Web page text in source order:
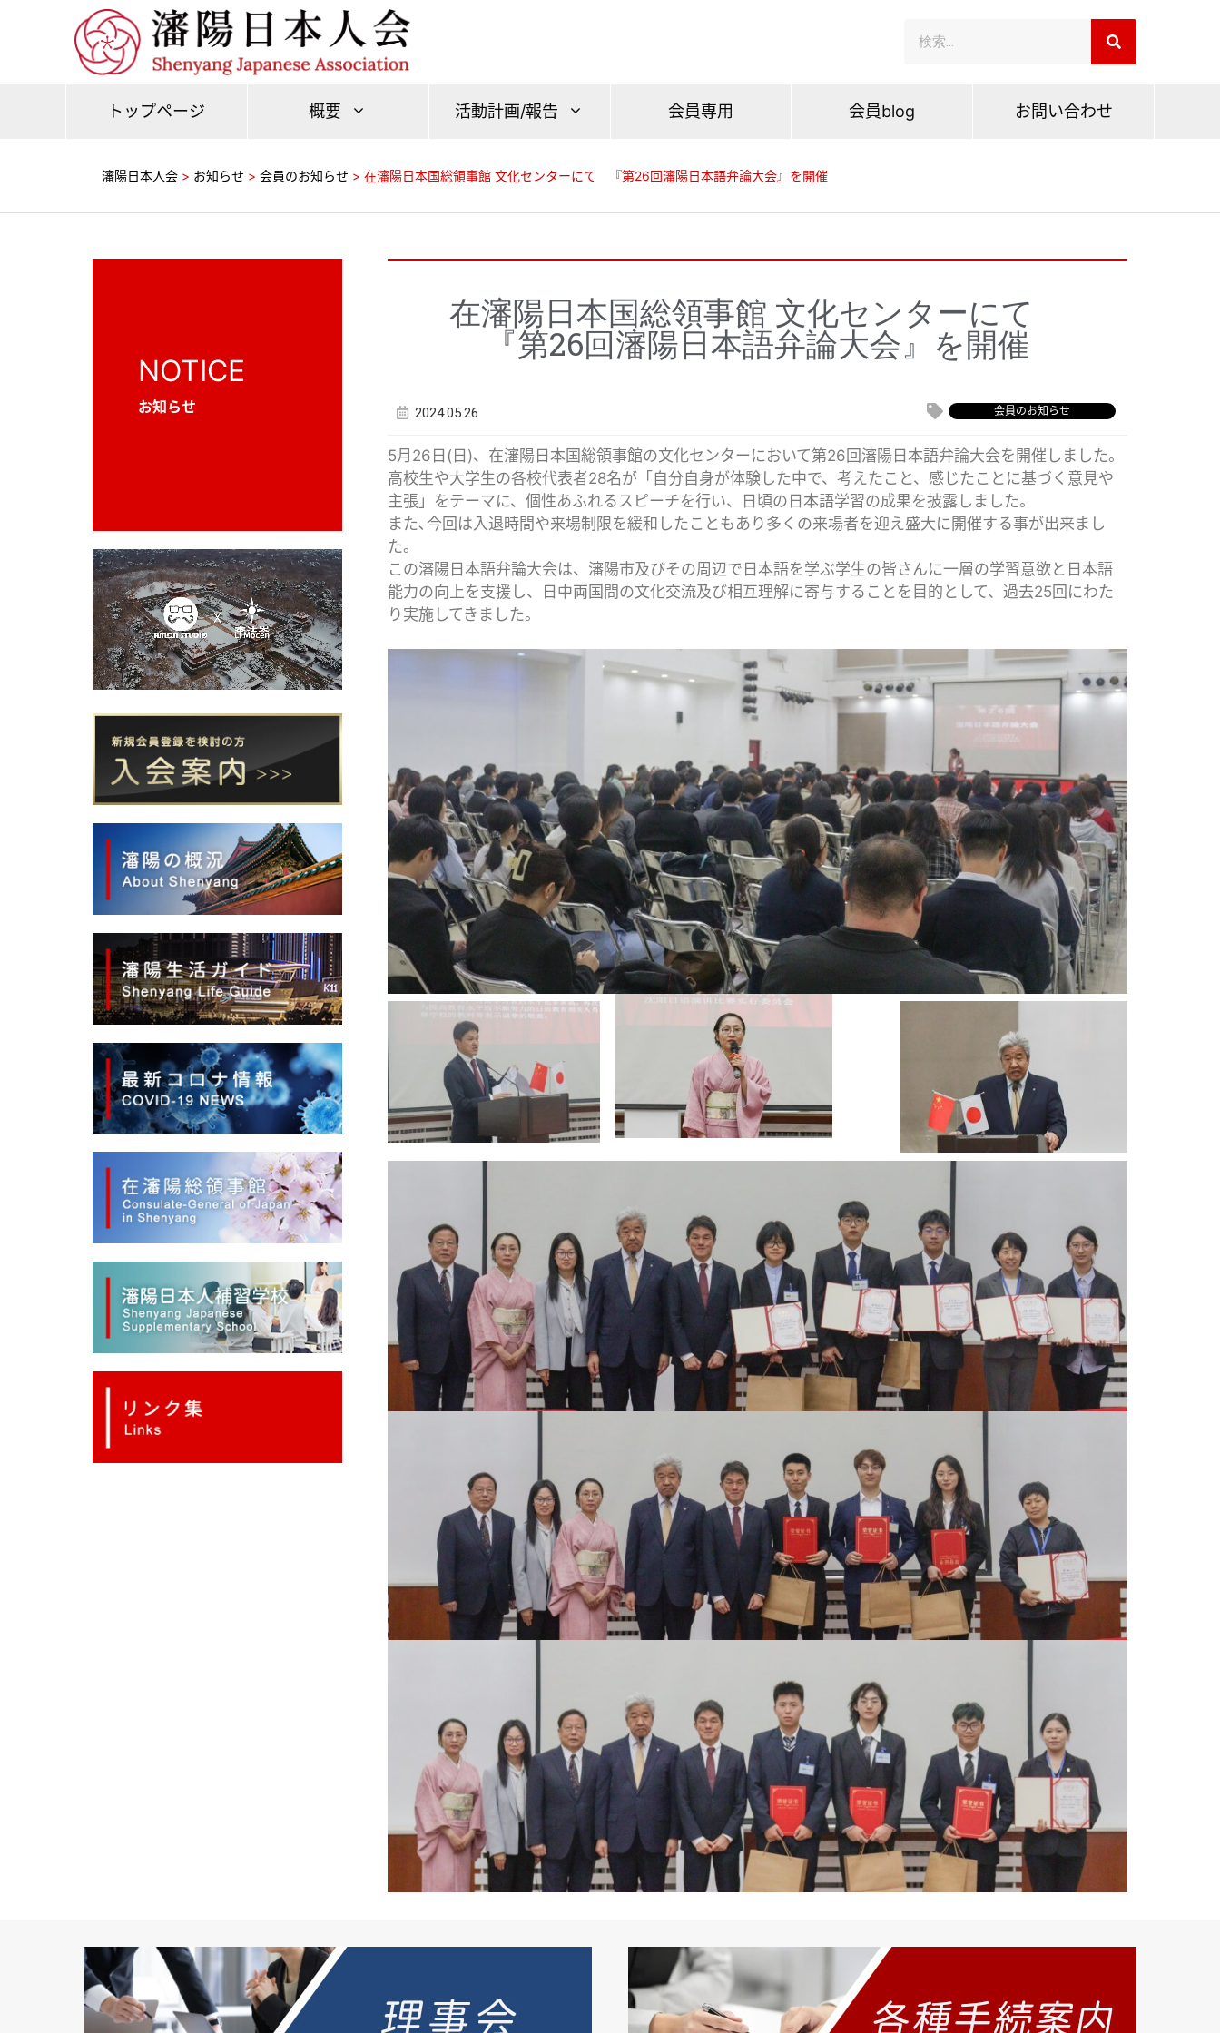
トップページ 概要 活動計画/報告 会員専用 会員blog お問い合わせ
瀋陽日本人会 > お知らせ > 会員のお知らせ > 在瀋陽日本国総領事館 文化センターにて 『第26回瀋陽日本語弁論大会』を開催
NOTICE
お知らせ
在瀋陽日本国総領事館 文化センターにて
『第26回瀋陽日本語弁論大会』を開催
2024.05.26 会員のお知らせ
5月26日(日)、在瀋陽日本国総領事館の文化センターにおいて第26回瀋陽日本語弁論大会を開催しました。
高校生や大学生の各校代表者28名が「自分自身が体験した中で、考えたこと、感じたことに基づく意見や
主張」をテーマに、個性あふれるスピーチを行い、日頃の日本語学習の成果を披露しました。
また､今回は入退時間や来場制限を緩和したこともあり多くの来場者を迎え盛大に開催する事が出来まし
た。
この瀋陽日本語弁論大会は、瀋陽市及びその周辺で日本語を学ぶ学生の皆さんに一層の学習意欲と日本語
能力の向上を支援し、日中両国間の文化交流及び相互理解に寄与することを目的として、過去25回にわた
り実施してきました。